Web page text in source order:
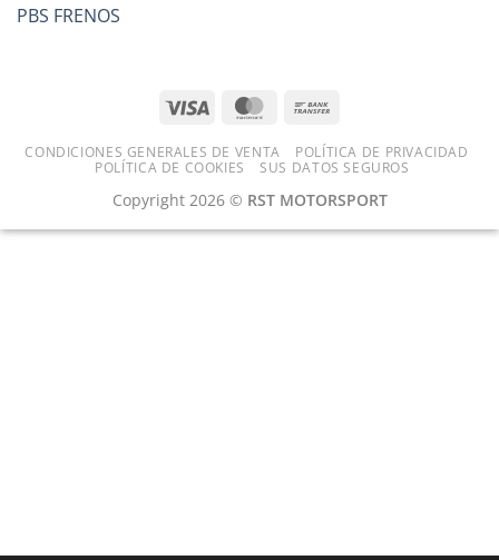
preparación
equilibrada
PBS FRENOS
CONDICIONES GENERALES DE VENTA
POLÍTICA DE PRIVACIDAD
POLÍTICA DE COOKIES
SUS DATOS SEGUROS
Copyright 2026 © RST MOTORSPORT